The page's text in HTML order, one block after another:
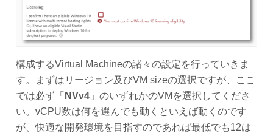
構成するVirtual Machineの諸々の設定を行っていきま
す。まずはリージョン及びVM sizeの選択ですが、ここ
では必ず「 NVv4」のいずれかのVMを選択してくださ
い。vCPU数は何を選んでも動くといえば動くのです
が、快適な開発環境を目指すのであれば最低でも12は